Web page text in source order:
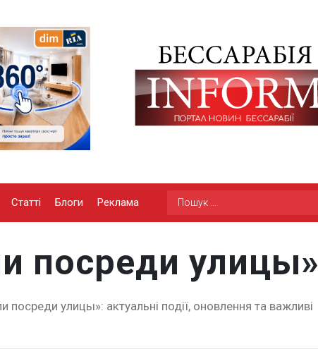
Статті Блоги Реклама
посреди улицы»
посреди улицы»: актуальні події, оновлення та важливі